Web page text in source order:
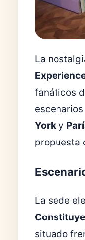
La
fanáticos
York y
propuesta
La sede
situado